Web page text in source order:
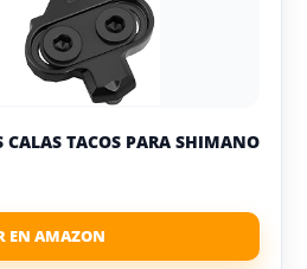
CALAS TACOS PARA SHIMANO